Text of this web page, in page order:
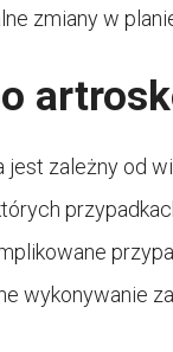
zmiany w
zależny od
wykonywanie